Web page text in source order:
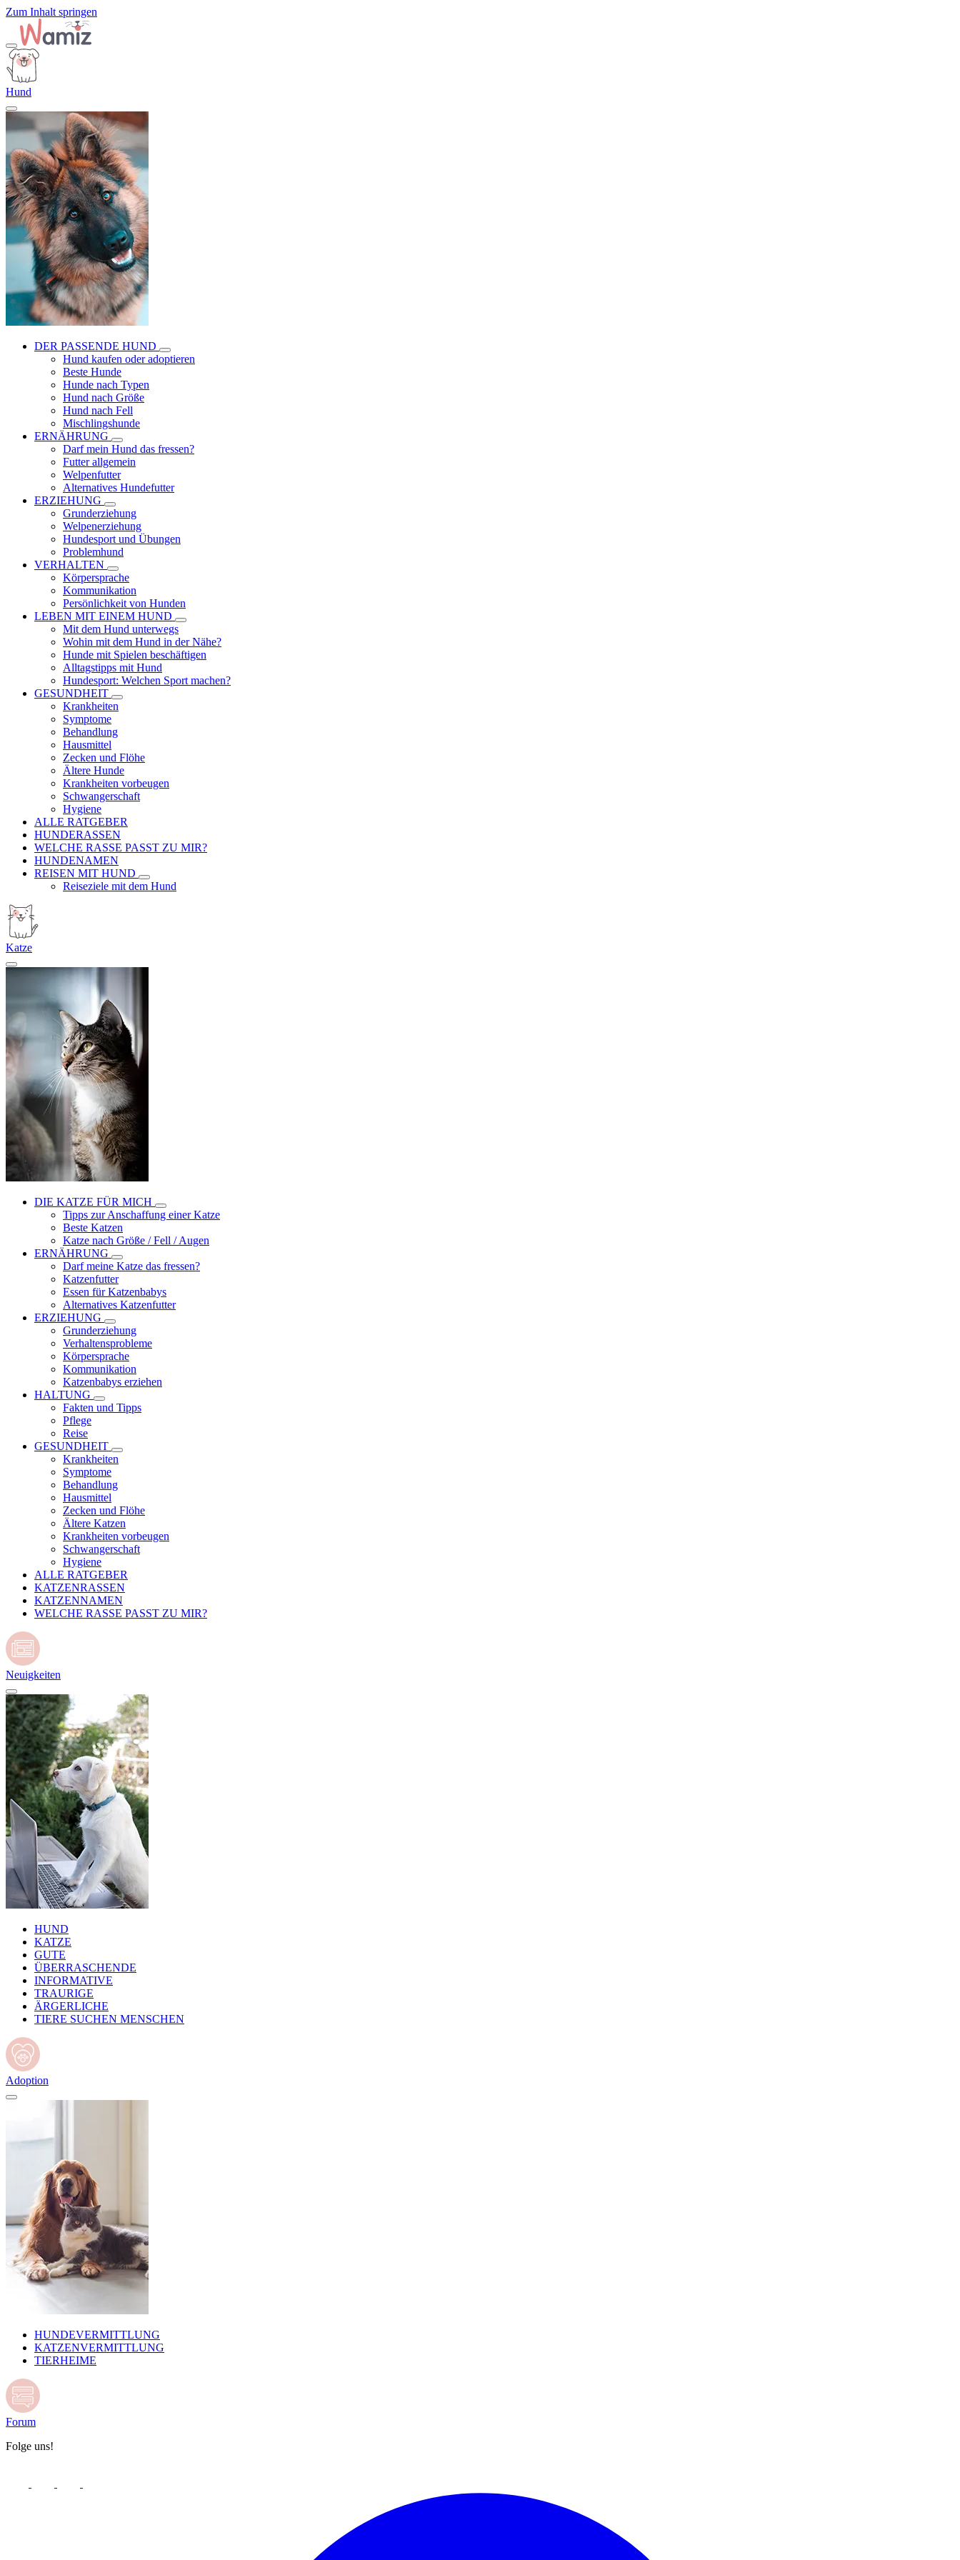
Zum Inhalt springen
Hund
DER PASSENDE HUND
Hund kaufen oder adoptieren
Beste Hunde
Hunde nach Typen
Hund nach Größe
Hund nach Fell
Mischlingshunde
ERNÄHRUNG
Darf mein Hund das fressen?
Futter allgemein
Welpenfutter
Alternatives Hundefutter
ERZIEHUNG
Grunderziehung
Welpenerziehung
Hundesport und Übungen
Problemhund
VERHALTEN
Körpersprache
Kommunikation
Persönlichkeit von Hunden
LEBEN MIT EINEM HUND
Mit dem Hund unterwegs
Wohin mit dem Hund in der Nähe?
Hunde mit Spielen beschäftigen
Alltagstipps mit Hund
Hundesport: Welchen Sport machen?
GESUNDHEIT
Krankheiten
Symptome
Behandlung
Hausmittel
Zecken und Flöhe
Ältere Hunde
Krankheiten vorbeugen
Schwangerschaft
Hygiene
ALLE RATGEBER
HUNDERASSEN
WELCHE RASSE PASST ZU MIR?
HUNDENAMEN
REISEN MIT HUND
Reiseziele mit dem Hund
Katze
DIE KATZE FÜR MICH
Tipps zur Anschaffung einer Katze
Beste Katzen
Katze nach Größe / Fell / Augen
ERNÄHRUNG
Darf meine Katze das fressen?
Katzenfutter
Essen für Katzenbabys
Alternatives Katzenfutter
ERZIEHUNG
Grunderziehung
Verhaltensprobleme
Körpersprache
Kommunikation
Katzenbabys erziehen
HALTUNG
Fakten und Tipps
Pflege
Reise
GESUNDHEIT
Krankheiten
Symptome
Behandlung
Hausmittel
Zecken und Flöhe
Ältere Katzen
Krankheiten vorbeugen
Schwangerschaft
Hygiene
ALLE RATGEBER
KATZENRASSEN
KATZENNAMEN
WELCHE RASSE PASST ZU MIR?
Neuigkeiten
HUND
KATZE
GUTE
ÜBERRASCHENDE
INFORMATIVE
TRAURIGE
ÄRGERLICHE
TIERE SUCHEN MENSCHEN
Adoption
HUNDEVERMITTLUNG
KATZENVERMITTLUNG
TIERHEIME
Forum
Folge uns!